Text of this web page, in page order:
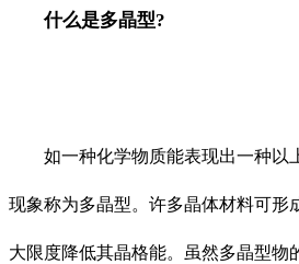
什么是多晶型?
如一种化学物质能表现出一种以
现象称为多晶型。许多晶体材料可形
大限度降低其晶格能。虽然多晶型物